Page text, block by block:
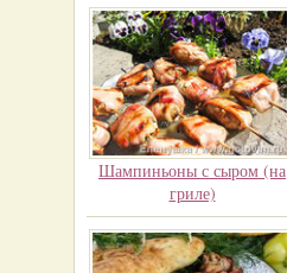
Шампиньоны с сыром (на
гриле)